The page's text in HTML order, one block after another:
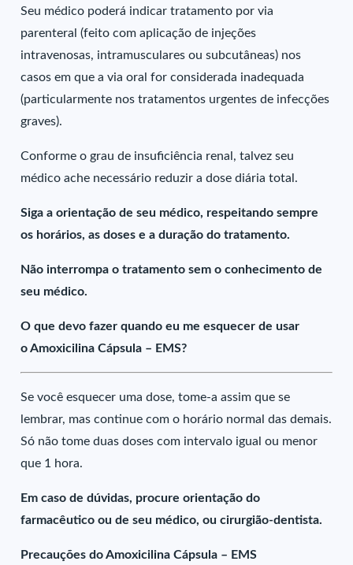
Seu médico poderá indicar tratamento por via
parenteral (feito com aplicação de injeções
intravenosas, intramusculares ou subcutâneas) nos
casos em que a via oral for considerada inadequada
(particularmente nos tratamentos urgentes de infecções
graves).
Conforme o grau de insuficiência renal, talvez seu
médico ache necessário reduzir a dose diária total.
Siga a orientação de seu médico, respeitando sempre
os horários, as doses e a duração do tratamento.
Não interrompa o tratamento sem o conhecimento de
seu médico.
O que devo fazer quando eu me esquecer de usar
o Amoxicilina Cápsula – EMS?
Se você esquecer uma dose, tome-a assim que se
lembrar, mas continue com o horário normal das demais.
Só não tome duas doses com intervalo igual ou menor
que 1 hora.
Em caso de dúvidas, procure orientação do
farmacêutico ou de seu médico, ou cirurgião-dentista.
Precauções do Amoxicilina Cápsula – EMS